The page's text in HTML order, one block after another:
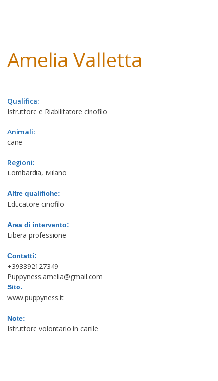
Amelia Valletta
Qualifica:
Istruttore e Riabilitatore cinofilo
Animali:
cane
Regioni:
Lombardia, Milano
Altre qualifiche:
Educatore cinofilo
Area di intervento:
Libera professione
Contatti:
+393392127349
Puppyness.amelia@gmail.com
Sito:
www.puppyness.it
Note:
Istruttore volontario in canile